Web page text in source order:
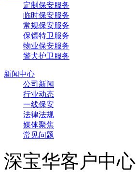
定制保安服务
临时保安服务
常规保安服务
保镖特卫服务
物业保安服务
警犬护卫服务
新闻中心
公司新闻
行业动态
一线保安
法律法规
媒体聚焦
常见问题
深宝华客户中心